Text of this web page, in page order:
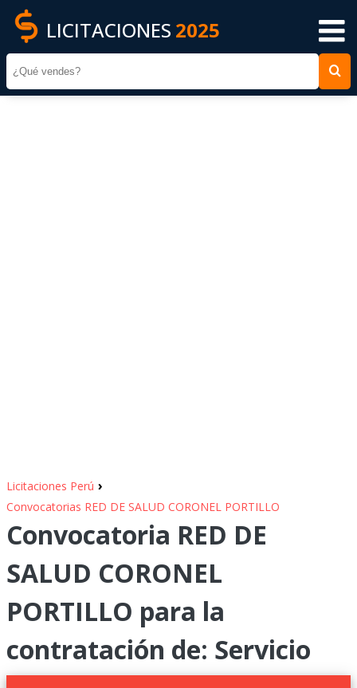
LICITACIONES 2025
Licitaciones Perú ›
Convocatorias RED DE SALUD CORONEL PORTILLO
Convocatoria RED DE
SALUD CORONEL
PORTILLO para la
contratación de: Servicio